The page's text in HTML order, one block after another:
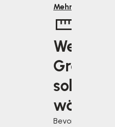
Mehr erfahren
Welche
Größe
soll ich
wählen?
Bevor Sie sich